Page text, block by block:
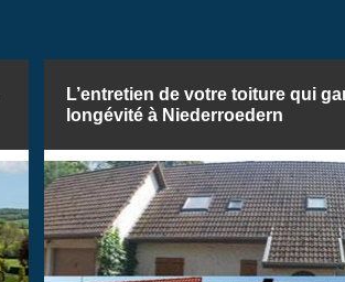
L’entretien de votre toiture qui
longévité à Niederroedern